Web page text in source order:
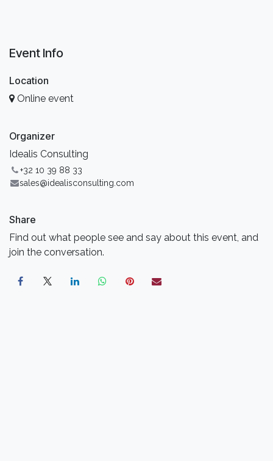
Event Info
Location
Online event
Organizer
Idealis Consulting
+32 10 39 88 33
sales@idealisconsulting.com
Share
Find out what people see and say about this event, and
join the conversation.